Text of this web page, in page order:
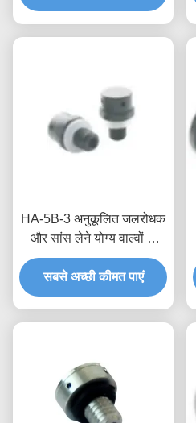
HA-5B-3 अनुकूलित जलरोधक
और सांस लेने योग्य वाल्वों के
साथ अपने उपकरण को दबाव
अंतर और आर्द्र वातावरण से
सुरक्षित रखें
सबसे अच्छी कीमत पाएं